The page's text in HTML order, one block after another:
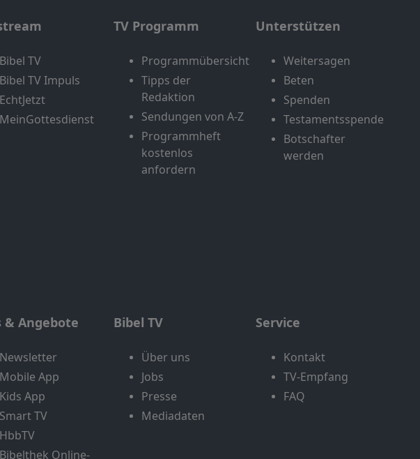
Bibel TV
Bibel TV Impuls
EchtJetzt
MeinGottesdienst
TV Programm
Programmübersicht
Tipps der
Redaktion
Sendungen von A-Z
Programmheft
kostenlos
anfordern
Unterstützen
Weitersagen
Beten
Spenden
Testamentsspende
Botschafter
werden
& Angebote
Newsletter
Mobile App
Kids App
Smart TV
HbbTV
Bibelthek Online-
Bibel TV
Über uns
Jobs
Presse
Mediadaten
Service
Kontakt
TV-Empfang
FAQ